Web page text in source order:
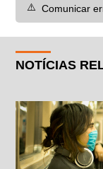
⚠️ Comunicar
NOTÍCIAS